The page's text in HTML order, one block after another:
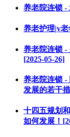
养老院连锁 -
养老护理|v
养老院连锁 -
[2025-05-26]
养老院连锁 -
发展的若干
十四五规划
如何发展！